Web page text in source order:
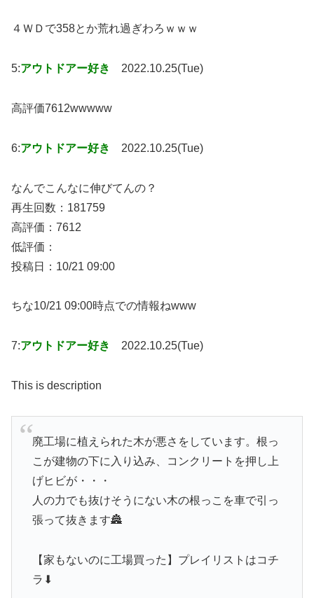
４ＷＤで358とか荒れ過ぎわろｗｗｗ
5:アウトドアー好き 2022.10.25(Tue)
高評価7612wwwww
6:アウトドアー好き 2022.10.25(Tue)
なんでこんなに伸びてんの？
再生回数：181759
高評価：7612
低評価：
投稿日：10/21 09:00
ちな10/21 09:00時点での情報ねwww
7:アウトドアー好き 2022.10.25(Tue)
This is description
廃工場に植えられた木が悪さをしています。根っ
こが建物の下に入り込み、コンクリートを押し上
げヒビが・・・
人の力でも抜けそうにない木の根っこを車で引っ
張って抜きます🏯
【家もないのに工場買った】プレイリストはコチ
ラ⬇︎